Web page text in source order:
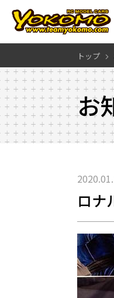
トップ
お
ロナ